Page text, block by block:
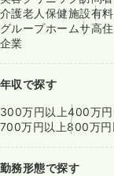
介護老人保健施設有
グループホームサ高住
企業
年収で探す
300万円以上400万円
700万円以上800万円
勤務形態で探す